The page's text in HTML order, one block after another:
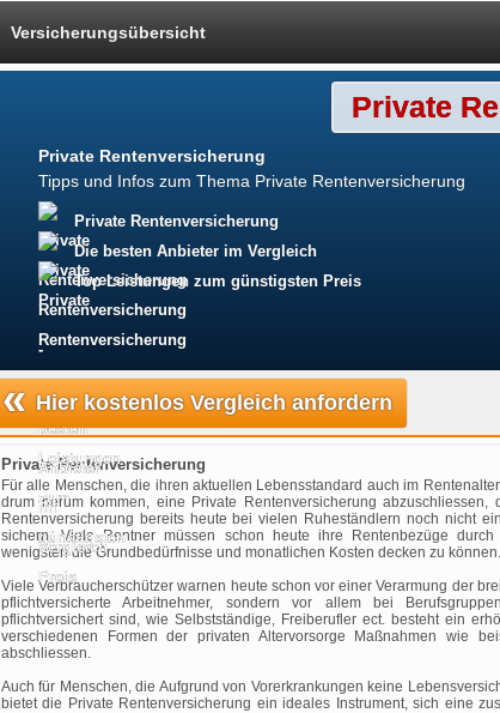
Versicherungsübersicht
Private Rentenversicherung
Tipps und Infos zum Thema Private Rentenversicherung
Private Rentenversicherung
Die besten Anbieter im Vergleich
Top Leistungen zum günstigsten Preis
Private
« Hier kostenlos Vergleich anfordern
Private Rentenversicherung
Für alle Menschen, die ihren aktuellen Lebensstandard auch im
drum herum kommen, eine Private Rentenversicherung
Rentenversicherung bereits heute bei vielen Ruheständlern noch nicht
sichern. Viele Rentner müssen schon heute ihre Rentenbezüge
wenigsten die Grundbedürfnisse und monatlichen Kosten decken zu können.
Viele Verbraucherschützer warnen heute schon vor einer Verarmung der
pflichtversicherte Arbeitnehmer, sondern vor allem bei
pflichtversichert sind, wie Selbstständige, Freiberufler ect. besteht ein
verschiedenen Formen der privaten Altervorsorge Maßnahmen wie
abschliessen.
Auch für Menschen, die Aufgrund von Vorerkrankungen keine
bietet die Private Rentenversicherung ein ideales Instrument, sich eine